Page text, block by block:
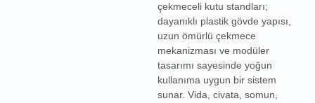
çekmeceli kutu standları;
dayanıklı plastik gövde yapısı,
uzun ömürlü çekmece
mekanizması ve modüler
tasarımı sayesinde yoğun
kullanıma uygun bir sistem
sunar. Vida, civata, somun,